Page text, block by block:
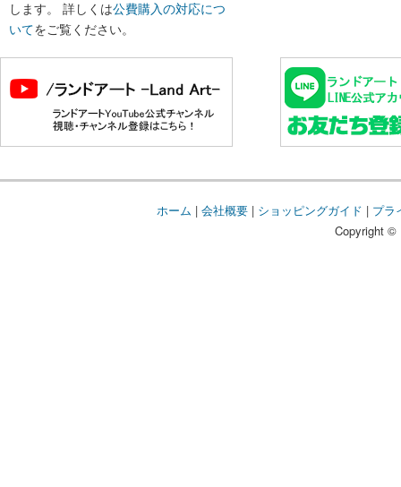
します。 詳しくは公費購入の対応につ
いてをご覧ください。
ホーム | 会社概要| ショッピングガイド | プラ
Copyright ©